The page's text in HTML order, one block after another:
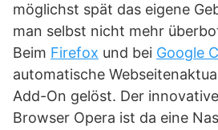
möglichst spät das eigene
man selbst nicht mehr
Beim Firefox und bei Google
automatische
Add-On gelöst. Der
Browser Opera ist da eine